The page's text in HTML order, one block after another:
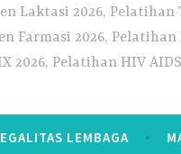
Laktasi 2026, Pelatihan
Farmasi 2026, Pelatihan
2026, Pelatihan HIV
LEMBAGA